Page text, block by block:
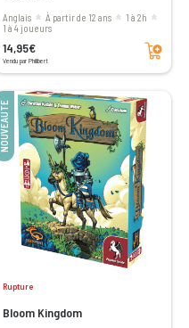
Anglais à partir de 12 ans
1 à 2h
1 à 4 joueurs
14,95€
Vendu par Philibert
Ajouter au panier
NOUVEAUTÉ
Rupture
Bloom Kingdom